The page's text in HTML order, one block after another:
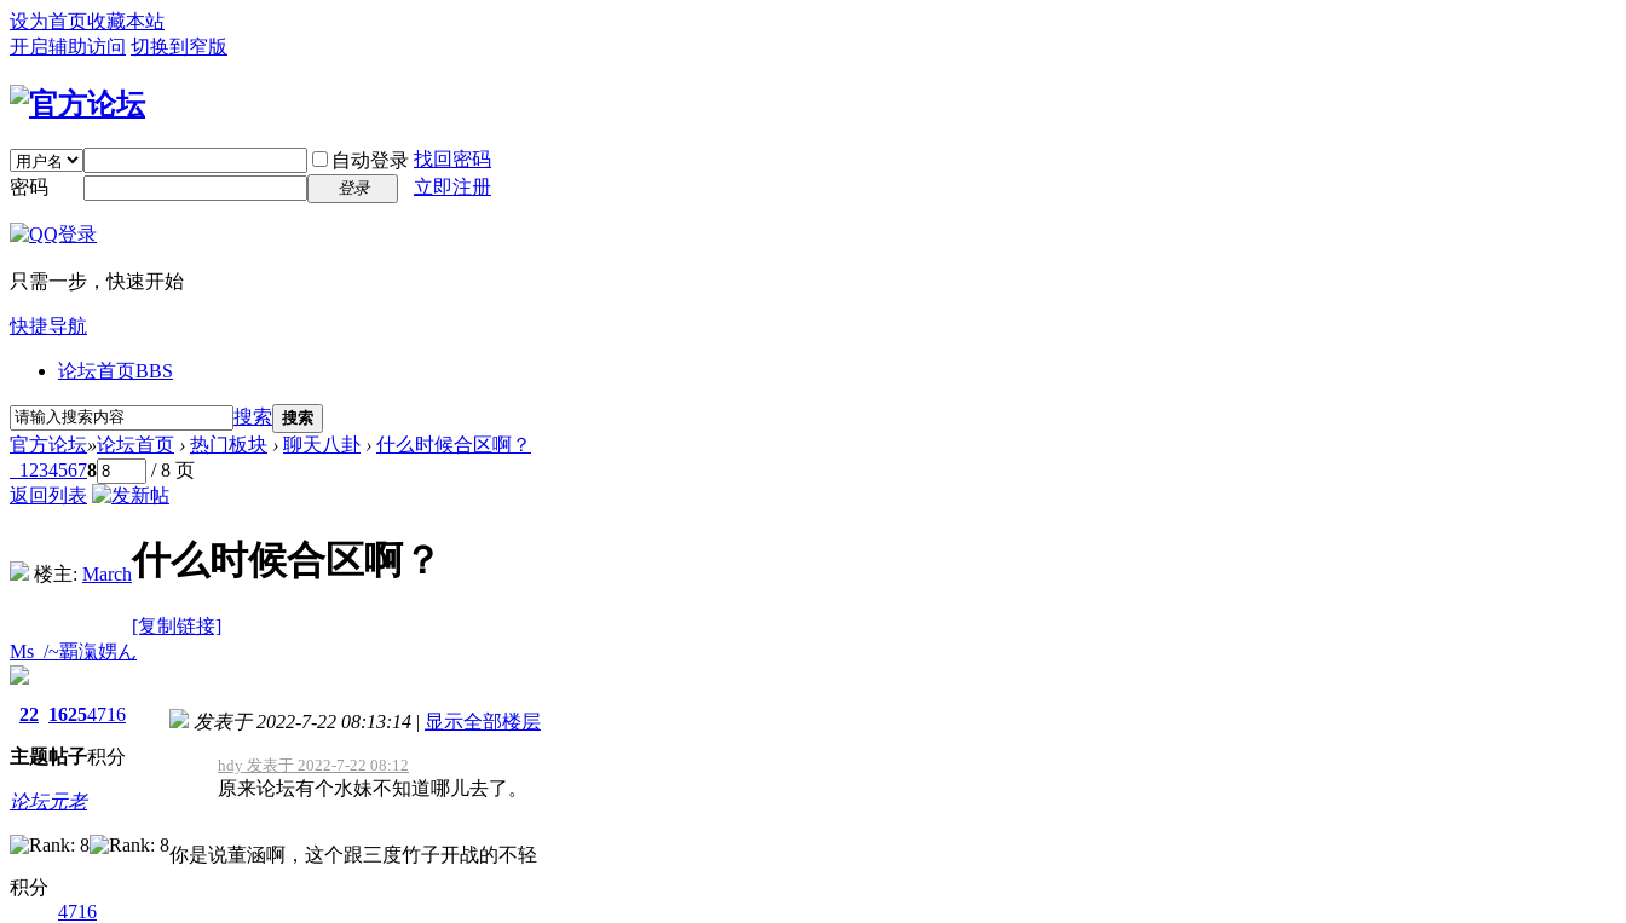
设为首页收藏本站
开启辅助访问 切换到窄版
自动登录 找回密码
密码
登录 立即注册
只需一步，快速开始
快捷导航
论坛首页BBS
搜索 搜索
官方论坛»论坛首页 › 热门板块 › 聊天八卦 › 什么时候合区啊？
1 2345678
/ 8 页
返回列表
楼主: March什么时候合区啊？
[复制链接]
Ms_/~覇滊娚ん
22
主题
1625
帖子
4716
积分
论坛元老
积分
4716
发表于 2022-7-22 08:13:14 | 显示全部楼层
hdy 发表于 2022-7-22 08:12
原来论坛有个水妹不知道哪儿去了。
你是说董涵啊，这个跟三度竹子开战的不轻